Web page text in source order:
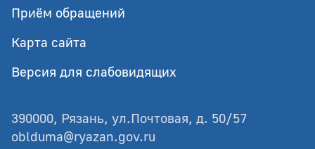
Приём обращений
Карта сайта
Версия для слабовидящих
390000, Рязань, ул.Почтовая, д. 50/57
oblduma@ryazan.gov.ru